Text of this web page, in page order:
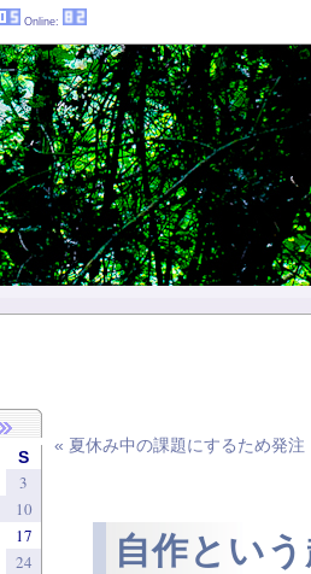
« 夏休み中の課題にするため発注
自作とい
S
3
10
17
24
Online: